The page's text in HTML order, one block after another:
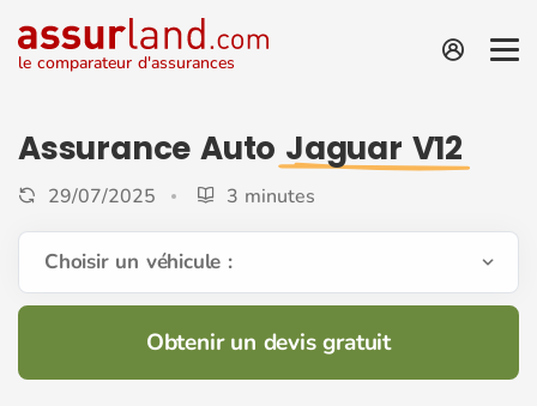
le comparateur d'assurances
Assurance Auto Jaguar V12
29/07/2025 3 minutes
Choisir un véhicule :
Obtenir un devis gratuit